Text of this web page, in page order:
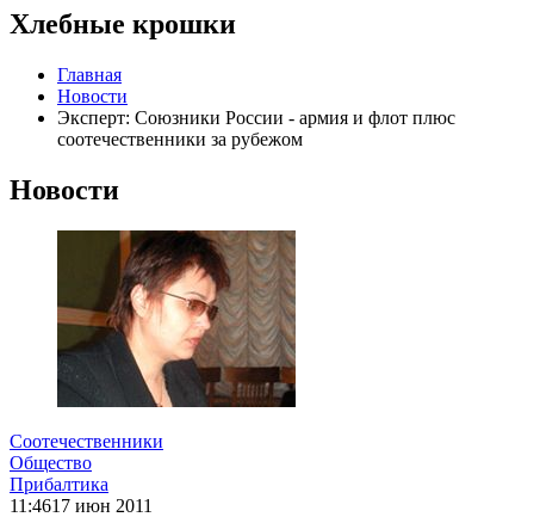
Хлебные крошки
Главная
Новости
Эксперт: Союзники России - армия и флот плюс
соотечественники за рубежом
Новости
Соотечественники
Общество
Прибалтика
11:4617 июн 2011